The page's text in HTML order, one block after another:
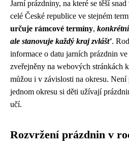
Jarní prázdniny, na které se těší
celé České republice ve stejném
určuje rámcové termíny,
ale stanovuje každý kraj zvlášť.
informace o datu jarních prázdnin
zveřejněny na webových stránkách
můžou i v závislosti na okresu.
jednom okresu si děti užívají
učí.
Rozvržení prázdnin v